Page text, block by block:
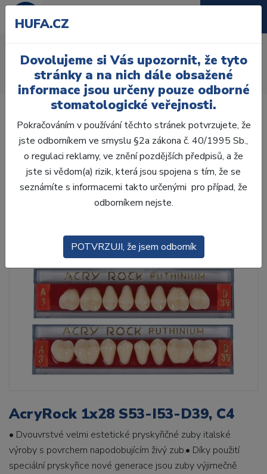
Úvod Zuby
AcryRock
AcryRock 1x28 S53-I53-D39, C4
AcryRock 1x28 S53-I53-D39, C4
• Dvouvrstvé velmi estetické pryskyřičné zuby italské
výroby s povrchem napodobujícím živý zub.• Díky použití
speciální pryskyřice nové generace jsou zuby výjimečně
HUFA.CZ
Dovolujeme si Vás upozornit, že tyto
stránky a na nich dále obsažené
informace jsou určeny pouze odborné
stomatologické veřejnosti.
Pokračováním v používání těchto stránek potvrzujete, že
jste odborníkem ve smyslu §2a zákona č. 40/1995 Sb.,
o regulaci reklamy, ve znění pozdějších předpisů, a že
jste si vědom(a) rizik, která jsou spojena s tím, že se
seznámíte s informacemi takto určenými pro případ, že
odborníkem nejste.
POTVRZUJI, že jsem odborník